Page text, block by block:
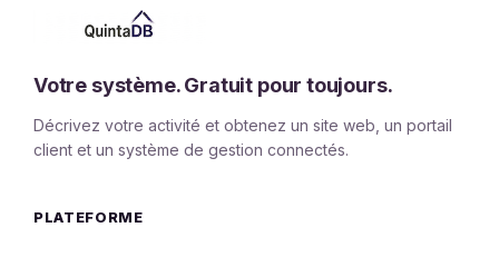
Votre système. Gratuit pour toujours.
Décrivez votre activité et obtenez un site web, un portail
client et un système de gestion connectés.
PLATEFORME